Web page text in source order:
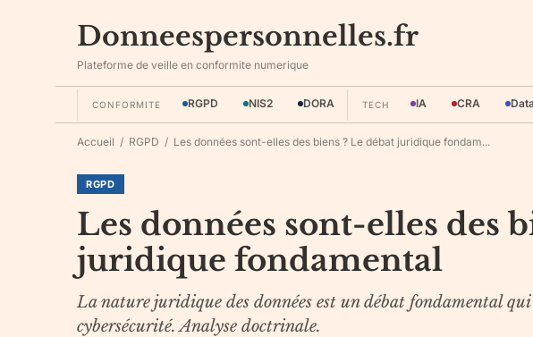
Donneespersonnelles.fr
Plateforme de veille en conformite numerique
CONFORMITE RGPD NIS2 DORA TECH IA CRA
Accueil / RGPD / Les données sont-elles des biens ? Le débat juridique fondam...
RGPD
Les données sont-elles des
juridique fondamental
La nature juridique des données est un débat fondamental
cybersécurité. Analyse doctrinale.